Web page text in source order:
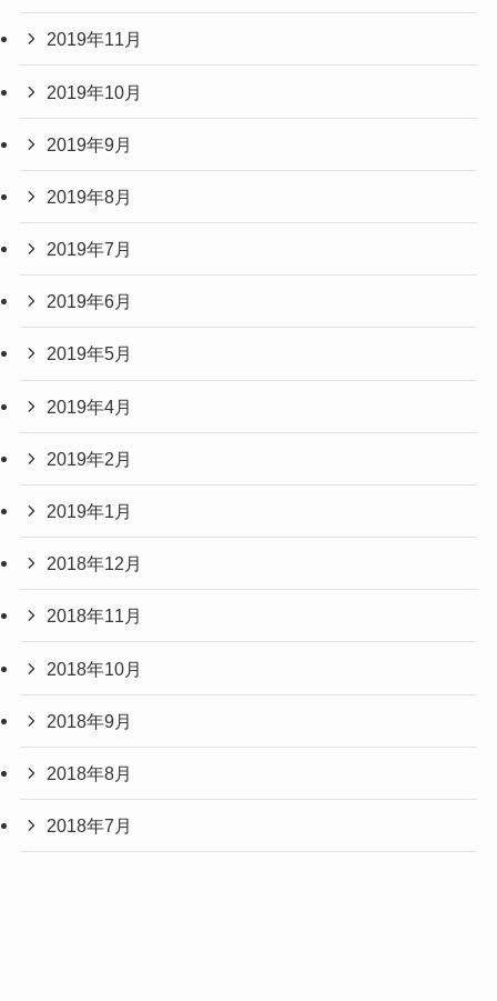
2019年11月
2019年10月
2019年9月
2019年8月
2019年7月
2019年6月
2019年5月
2019年4月
2019年2月
2019年1月
2018年12月
2018年11月
2018年10月
2018年9月
2018年8月
2018年7月